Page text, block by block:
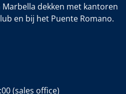
Marbella dekken met kantoren
en bij het Puente Romano.
(sales office)